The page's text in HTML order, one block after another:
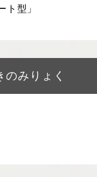
ト型」
のみりょく